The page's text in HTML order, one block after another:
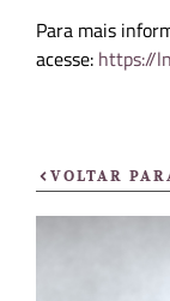
Para mais
acesse: https://
VOLTAR